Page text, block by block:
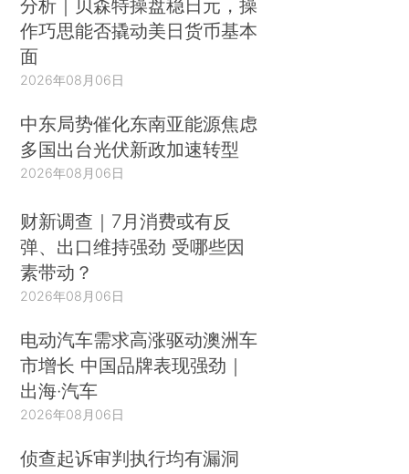
分析｜贝森特操盘稳日元，操
作巧思能否撬动美日货币基本
面
2026年08月06日
中东局势催化东南亚能源焦虑
多国出台光伏新政加速转型
2026年08月06日
财新调查｜7月消费或有反
弹、出口维持强劲 受哪些因
素带动？
2026年08月06日
电动汽车需求高涨驱动澳洲车
市增长 中国品牌表现强劲｜
出海·汽车
2026年08月06日
侦查起诉审判执行均有漏洞